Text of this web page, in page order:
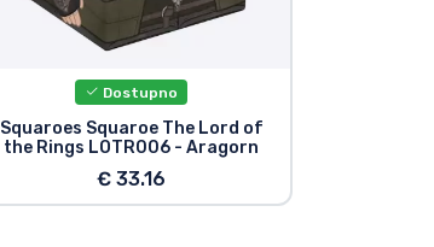
Dostupno
Squaroes Squaroe The Lord of
the Rings LOTR006 - Aragorn
€ 33.16